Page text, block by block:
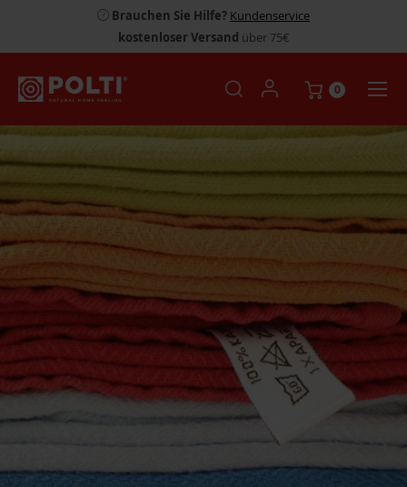
Brauchen Sie Hilfe? Kundenservice
kostenloser Versand über 75€
0